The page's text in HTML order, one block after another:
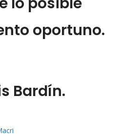
oportuno.
Bardín.